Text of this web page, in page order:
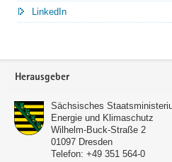
LinkedIn
Service
Herausgeber
Sächsisches
Energie und Klimaschutz
Wilhelm-Buck-Straße 2
01097 Dresden
Telefon: +49 351 564-0